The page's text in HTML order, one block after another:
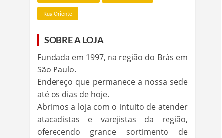
Rua Oriente
SOBRE A LOJA
Fundada em 1997, na região do Brás em
São Paulo.
Endereço que permanece a nossa sede
até os dias de hoje.
Abrimos a loja com o intuito de atender
atacadistas e varejistas da região,
oferecendo grande sortimento de